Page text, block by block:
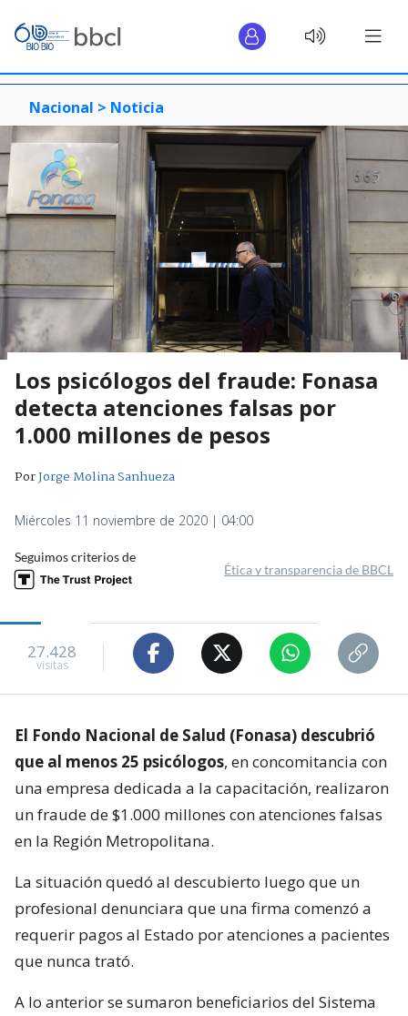
Nacional > Noticia
Los psicólogos del fraude: Fonasa
detecta atenciones falsas por
1.000 millones de pesos
PorJorge Molina Sanhueza
Miércoles 11 noviembre de 2020 | 04:00
Seguimos criterios de
Ética y transparencia de BBCL
27.428
visitas
El Fondo Nacional de Salud (Fonasa) descubrió
que al menos 25 psicólogos, en concomitancia con
una empresa dedicada a la capacitación, realizaron
un fraude de $1.000 millones con atenciones falsas
en la Región Metropolitana.
La situación quedó al descubierto luego que un
profesional denunciara que una firma comenzó a
requerir pagos al Estado por atenciones a pacientes
que nunca trató.
A lo anterior se sumaron beneficiarios del Sistema